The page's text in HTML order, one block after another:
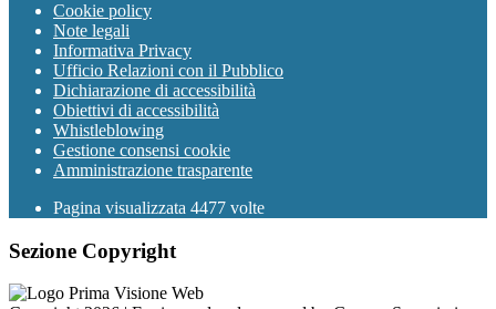
Cookie policy
Note legali
Informativa Privacy
Ufficio Relazioni con il Pubblico
Dichiarazione di accessibilità
Obiettivi di accessibilità
Whistleblowing
Gestione consensi cookie
Amministrazione trasparente
Pagina visualizzata 4477 volte
Sezione Copyright